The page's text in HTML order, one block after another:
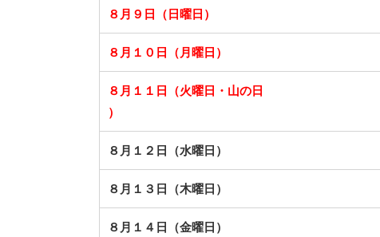
８月９日（日曜日）
８月１０日（月曜日）
８月１１日（火曜日・山の日
）
８月１２日（水曜日）
８月１３日（木曜日）
８月１４日（金曜日）